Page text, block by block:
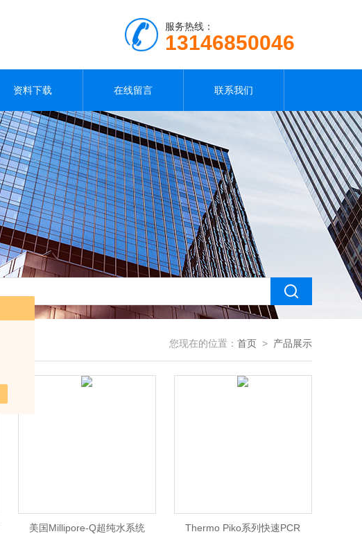
服务热线：
13146850046
资料下载 在线留言 联系我们
您现在的位置： 首页 > 产品展示
美国Millipore-Q超纯水系统 Thermo Piko系列快速PCR